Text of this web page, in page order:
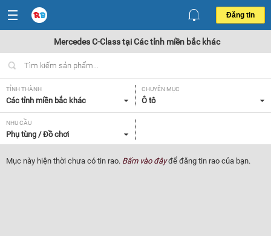
Đăng tin
Mercedes C-Class tại Các tỉnh miền bắc khác
TỈNH THÀNH
Các tỉnh miền bắc khác
CHUYÊN MỤC
Ô tô
NHU CẦU
Phụ tùng / Đồ chơi
Mục này hiện thời chưa có tin rao. Bấm vào đâyđể đăng tin rao của bạn.